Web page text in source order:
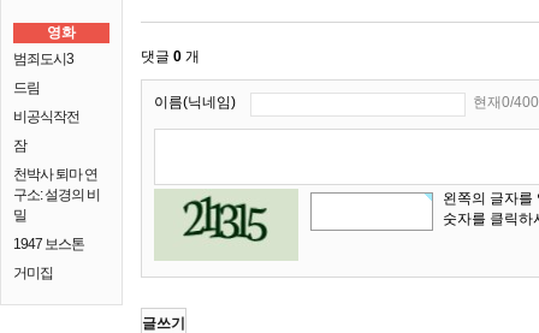
영화
범죄도시3
드림
비공식작전
잠
천박사 퇴마 연
구소: 설경의 비
밀
1947 보스톤
거미집
댓글 0 개
이름(닉네임) 현재0/
왼쪽의 글자를
숫자를 클릭하
글쓰기